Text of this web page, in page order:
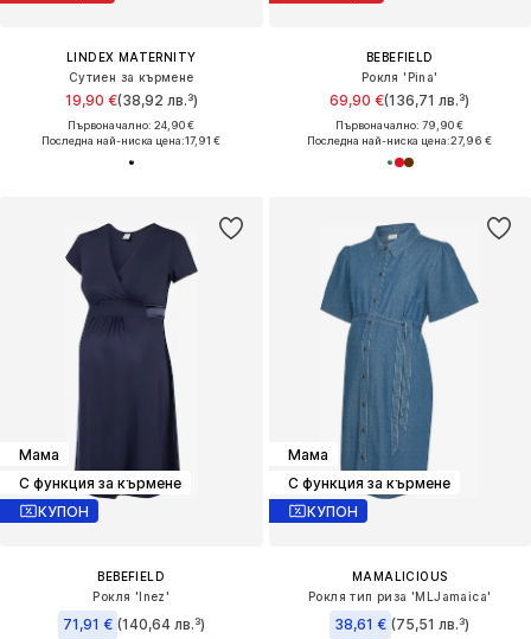
LINDEX MATERNITY
Сутиен за кърмене
19,90 €(38,92 лв.³)
Първоначално: 24,90 €
Последна най-ниска цена:17,91 €
BEBEFIELD
Рокля 'Pina'
69,90 €(136,71 лв.³)
Първоначално: 79,90 €
Последна най-ниска цена:27,96 €
Мама
С функция за кърмене
КУПОН
BEBEFIELD
Рокля 'Inez'
71,91 € (140,64 лв.³)
Мама
С функция за кърмене
КУПОН
MAMALICIOUS
Рокля тип риза 'MLJamaica'
38,61 € (75,51 лв.³)